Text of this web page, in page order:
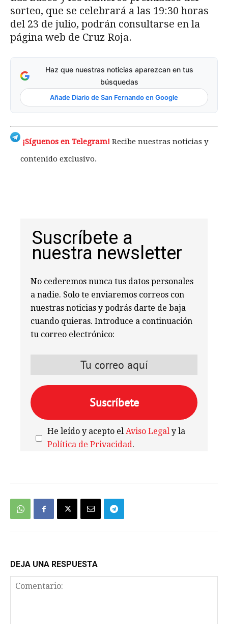
sorteo, que se celebrará a las 19:30 horas
del 23 de julio, podrán consultarse en la
página web de Cruz Roja.
Haz que nuestras noticias aparezcan en tus
búsquedas
Añade Diario de San Fernando en Google
¡Síguenos en Telegram! Recibe nuestras noticias y
contenido exclusivo.
Suscríbete a
nuestra newsletter
No cederemos nunca tus datos personales
a nadie. Solo te enviaremos correos con
nuestras noticias y podrás darte de baja
cuando quieras. Introduce a continuación
tu correo electrónico:
He leído y acepto elAviso Legal y la
Política de Privacidad.
DEJA UNA RESPUESTA